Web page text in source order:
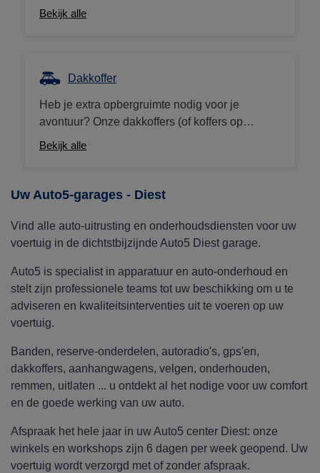
Auto5 biedt een breed gamma aan remblokken
concurrerende prijzen.
Bekijk alle
Dakkoffer
Heb je extra opbergruimte nodig voor je
avontuur? Onze dakkoffers (of koffers op
trekhaken) zijn de ideale oplossing! We bieden
gratis montage in het center!
Bekijk alle
Uw Auto5-garages - Diest
Vind alle auto-uitrusting en onderhoudsdiensten voor uw
voertuig in de dichtstbijzijnde Auto5 Diest garage.
Auto5 is specialist in apparatuur en auto-onderhoud en
stelt zijn professionele teams tot uw beschikking om u te
adviseren en kwaliteitsinterventies uit te voeren op uw
voertuig.
Banden, reserve-onderdelen, autoradio's, gps'en,
dakkoffers, aanhangwagens, velgen, onderhouden,
remmen, uitlaten ... u ontdekt al het nodige voor uw comfort
en de goede werking van uw auto.
Afspraak het hele jaar in uw Auto5 center Diest: onze
winkels en workshops zijn 6 dagen per week geopend. Uw
voertuig wordt verzorgd met of zonder afspraak.